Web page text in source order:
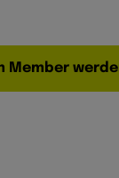
Member